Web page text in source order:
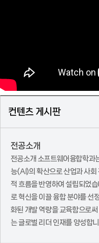
컨텐츠 게시판
전공소개
전공소개 소프트웨어융합학과는 소프트웨어 기술의 급격한 발전과 인공지
능(AI)의 확산으로 산업과 사회
적 흐름을 반영하여 설립되었
로 혁신을 이끌 융합 분야를 선
화된 개발 역량을 교육함으로
는 글로벌 리더 인재를 양성합